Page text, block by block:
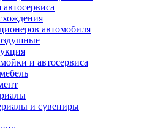
автомобиля
и автосервиса
и сувениры